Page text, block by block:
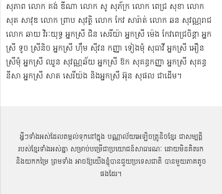
សុភាព លោក គង់ ឌីណា លោក សូ សុភ័ក្រ លោក ពេជ្រ សុខា លោក
សុត​ សាវុឌ លោក ព្រាប សុវត្ថិ លោក កែវ សារ៉ាត់ លោក ឆន សុវណ្ណរាជ
លោក ឆាយ វិរៈយុទ្ធ អ្នកស្រី ជិន សេរីយ៉ា អ្នកស្រី ម៉េង កែវពេជ្រចិន្តា អ្នក
ស្រី ទូច ស្រីនិច អ្នកស្រី ហ៊ឹម ស៊ីវន កញ្ញា​ ទៀងមុំ សុធាវី​​​ អ្នកស្រី អឿន
ស្រីមុំ អ្នកស្រី ឈួន សុវណ្ណឆ័យ អ្នកស្រី ឱក សុគន្ធកញ្ញា អ្នកស្រី សុគន្ធ
នីសា អ្នកស្រី សាត សេរីយ៉ង​ និងអ្នកស្រី​ អ៊ុន សុផល ជាដើម។
អ្វីៗទាំងអស់ដែលតម្កល់ទុកនៅក្នុង បណ្ណាល័យអេឡិចត្រូនិចខ្មែរ ជាសម្បតិ្ត
របស់ខ្មែរទាំងអស់គ្នា សម្រាប់បម្រើជាប្រយោជន៍សាធារណៈ ដោយមិនគិតរក
និងយកកម្រៃ ព្រមទាំង អាចឱ្យយើងខ្ញុំបានជួយប្រទេសជាតិ បានមួយភាគតូច
ផងដែរ។